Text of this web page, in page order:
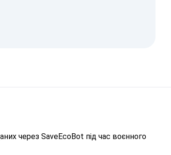
через SaveEcoBot під час воєнного